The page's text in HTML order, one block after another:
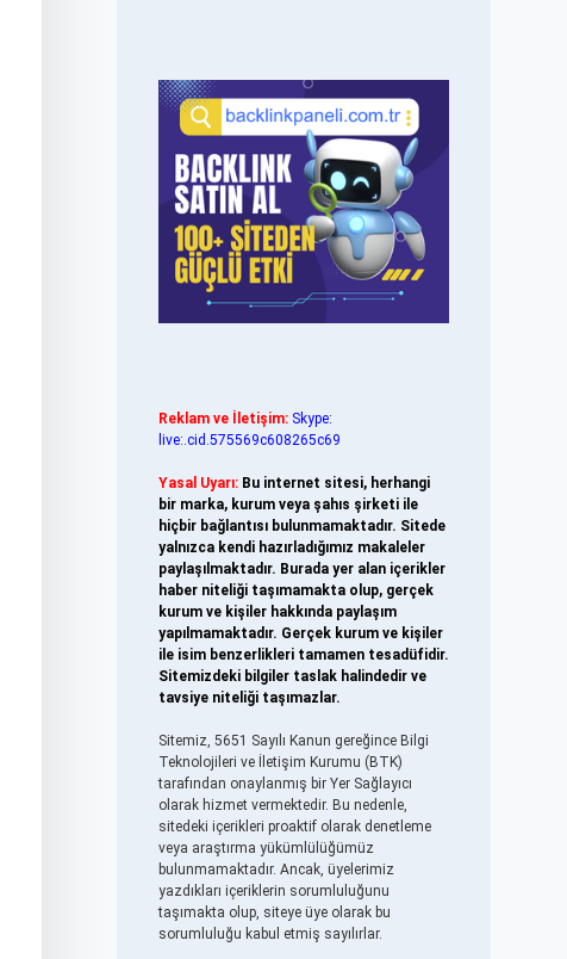
Reklam ve İletişim: Skype:
live:.cid.575569c608265c69
Yasal Uyarı: Bu internet sitesi, herhangi
bir marka, kurum veya şahıs şirketi ile
hiçbir bağlantısı bulunmamaktadır. Sitede
yalnızca kendi hazırladığımız makaleler
paylaşılmaktadır. Burada yer alan içerikler
haber niteliği taşımamakta olup, gerçek
kurum ve kişiler hakkında paylaşım
yapılmamaktadır. Gerçek kurum ve kişiler
ile isim benzerlikleri tamamen tesadüfidir.
Sitemizdeki bilgiler taslak halindedir ve
tavsiye niteliği taşımazlar.
Sitemiz, 5651 Sayılı Kanun gereğince Bilgi
Teknolojileri ve İletişim Kurumu (BTK)
tarafından onaylanmış bir Yer Sağlayıcı
olarak hizmet vermektedir. Bu nedenle,
sitedeki içerikleri proaktif olarak denetleme
veya araştırma yükümlülüğümüz
bulunmamaktadır. Ancak, üyelerimiz
yazdıkları içeriklerin sorumluluğunu
taşımakta olup, siteye üye olarak bu
sorumluluğu kabul etmiş sayılırlar.